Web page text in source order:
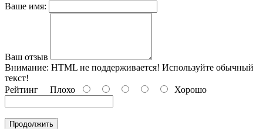
Ваше имя:
Ваш отзыв
Внимание: HTML не поддерживается! Используйте обычный
текст!
Рейтинг Плохо Хорошо
Продолжить